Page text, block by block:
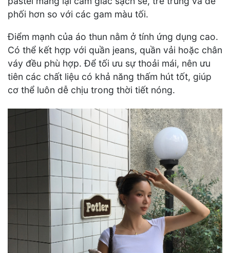
phối hơn so với các gam màu tối.
Điểm mạnh của áo thun nằm ở tính ứng dụng cao.
Có thể kết hợp với quần jeans, quần vải hoặc chân
váy đều phù hợp. Để tối ưu sự thoải mái, nên ưu
tiên các chất liệu có khả năng thấm hút tốt, giúp
cơ thể luôn dễ chịu trong thời tiết nóng.